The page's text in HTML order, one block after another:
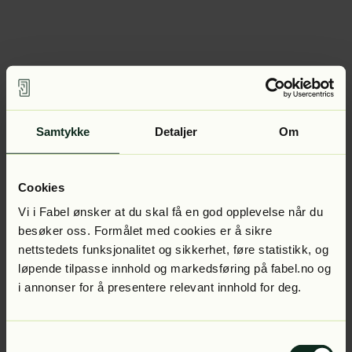
Samtykke Detaljer Om
Cookies
Vi i Fabel ønsker at du skal få en god opplevelse når du
besøker oss. Formålet med cookies er å sikre
nettstedets funksjonalitet og sikkerhet, føre statistikk, og
løpende tilpasse innhold og markedsføring på fabel.no og
i annonser for å presentere relevant innhold for deg.